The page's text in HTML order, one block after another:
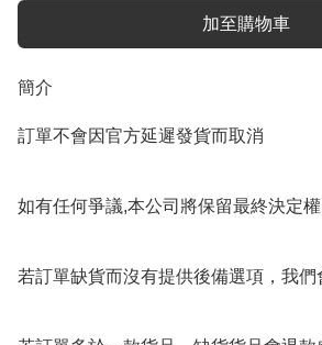
加至購物車
簡介
訂單不會因官方延遲發貨而取消
如有任何爭議,本公司將保留最終決定權
若訂單缺貨而沒有提供後備選項，我們